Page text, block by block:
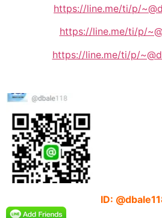
https://line.me/ti/p/
https://line.me/ti/p/
https://line.me/ti/p/
ID: